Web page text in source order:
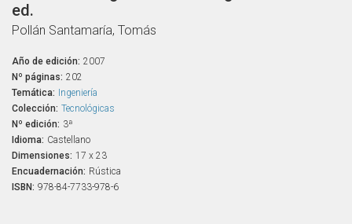
ed.
Pollán Santamaría, Tomás
Año de edición: 2007
Nº páginas: 202
Temática:
Ingeniería
Colección: Tecnológicas
Nº edición: 3ª
Idioma: Castellano
Dimensiones: 17 x 23
Encuadernación: Rústica
ISBN: 978-84-7733-978-6